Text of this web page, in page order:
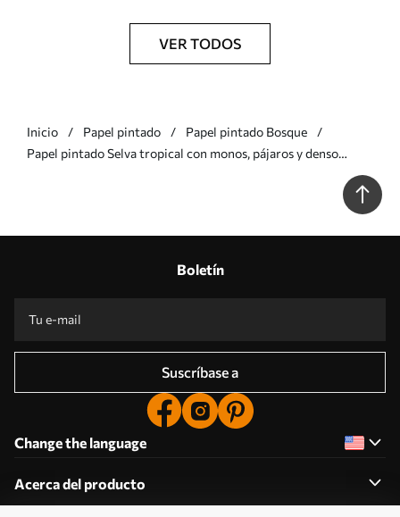
VER TODOS
Inicio Papel pintado
Papel pintado Bosque
Papel pintado Selva tropical con monos, pájaros y denso
Boletín
Suscríbase a
Change the language
Acerca del producto